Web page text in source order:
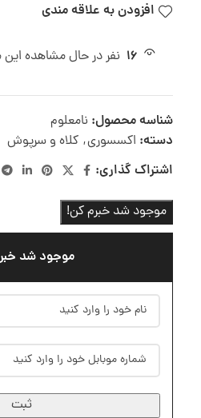
افزودن به علاقه مندی
16 نفر در حال مشاهده
شناسه محصول: نامعلوم
دسته: اکسسوری, کلاه و سرپوش
اشتراک گذاری:
موجود شد خبرم کن!
موجود شد
ثبت